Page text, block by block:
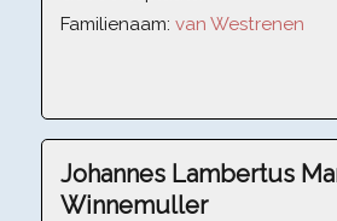
Familienaam: van Westrenen
Johannes Lambertus
Winnemuller